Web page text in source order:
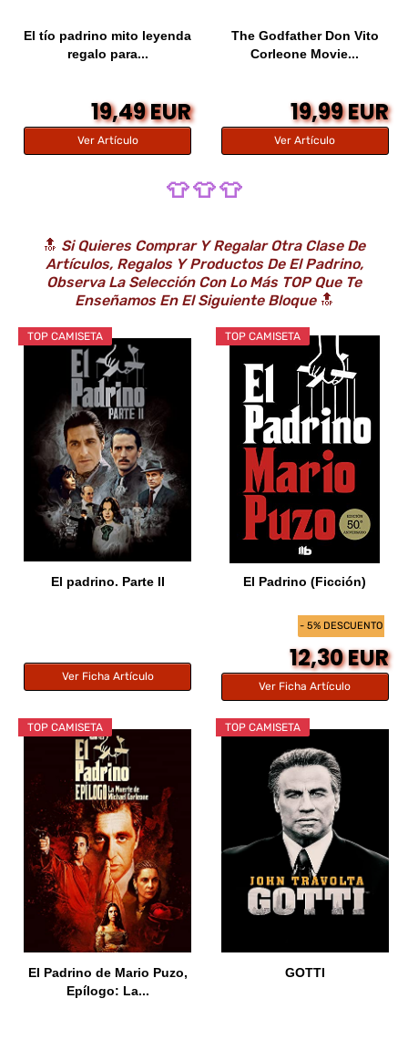
El tío padrino mito leyenda
regalo para...
19,49 EUR
Ver Artículo
The Godfather Don Vito
Corleone Movie...
19,99 EUR
Ver Artículo
👕 👕 👕
🔝 Si Quieres Comprar Y Regalar Otra Clase De
Artículos, Regalos Y Productos De El Padrino,
Observa La Selección Con Lo Más TOP Que Te
Enseñamos En El Siguiente Bloque🔝
TOP CAMISETA
El padrino. Parte II
Ver Ficha Artículo
- 5% DESCUENTO
TOP CAMISETA
El Padrino (Ficción)
12,30 EUR
Ver Ficha Artículo
TOP CAMISETA
El Padrino de Mario Puzo,
Epílogo: La...
TOP CAMISETA
GOTTI